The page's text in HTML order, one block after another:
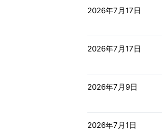
2026年7月17日
2026年7月17日
2026年7月9日
2026年7月1日